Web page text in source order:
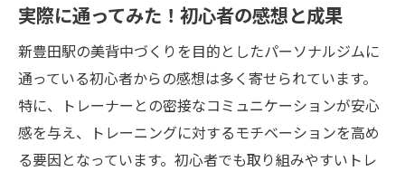
実際に通ってみた！初心者の感想と成果
新豊田駅の美背中づくりを目的としたパーソナルジムに
通っている初心者からの感想は多く寄せられています。
特に、トレーナーとの密接なコミュニケーションが安心
感を与え、トレーニングに対するモチベーションを高め
る要因となっています。初心者でも取り組みやすいトレ